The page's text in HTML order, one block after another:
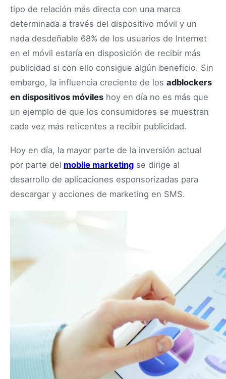
tipo de relación más directa con una marca
determinada a través del dispositivo móvil y un
nada desdeñable 68% de los usuarios de Internet
en el móvil estaría en disposición de recibir más
publicidad si con ello consigue algún beneficio. Sin
embargo, la influencia creciente de los adblockers
en dispositivos móviles hoy en día no es más que
un ejemplo de que los consumidores se muestran
cada vez más reticentes a recibir publicidad.
Hoy en día, la mayor parte de la inversión actual
por parte del mobile marketing se dirige al
desarrollo de aplicaciones esponsorizadas para
descargar y acciones de marketing en SMS.